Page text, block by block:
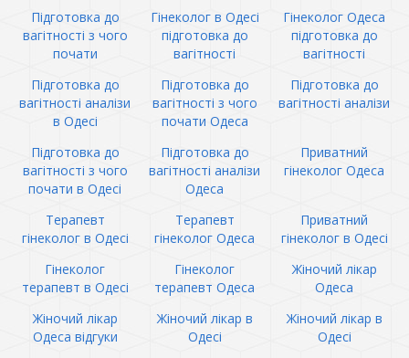
Підготовка до
вагітності з чого
почати
Гінеколог в Одесі
підготовка до
вагітності
Гінеколог Одеса
підготовка до
вагітності
Підготовка до
вагітності аналізи
в Одесі
Підготовка до
вагітності з чого
почати Одеса
Підготовка до
вагітності аналізи
Підготовка до
вагітності з чого
почати в Одесі
Підготовка до
вагітності аналізи
Одеса
Приватний
гінеколог Одеса
Терапевт
гінеколог в Одесі
Терапевт
гінеколог Одеса
Приватний
гінеколог в Одесі
Гінеколог
терапевт в Одесі
Гінеколог
терапевт Одеса
Жіночий лікар
Одеса
Жіночий лікар
Одеса відгуки
Жіночий лікар в
Одесі
Жіночий лікар в
Одесі